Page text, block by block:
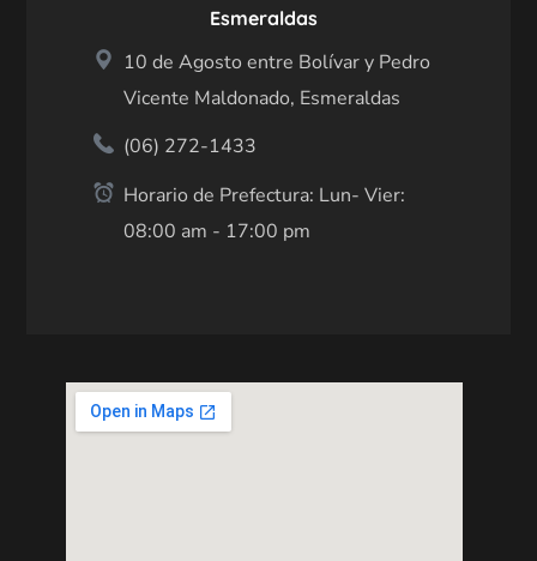
Esmeraldas
10 de Agosto entre Bolívar y Pedro
Vicente Maldonado, Esmeraldas
(06) 272-1433
Horario de Prefectura: Lun- Vier:
08:00 am - 17:00 pm